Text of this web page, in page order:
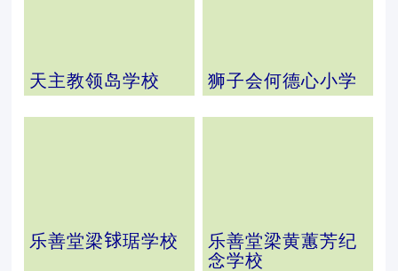
天主教领岛学校 狮子会何德心小学
乐善堂梁𨱇琚学校
乐善堂梁黄蕙芳纪
念学校